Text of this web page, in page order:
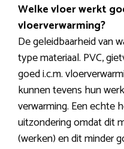
Welke vloer werkt
vloerverwarming?
De geleidbaarheid van
type materiaal. PVC,
goed i.c.m.
kunnen tevens hun
verwarming. Een echte
uitzondering omdat dit
(werken) en dit minder